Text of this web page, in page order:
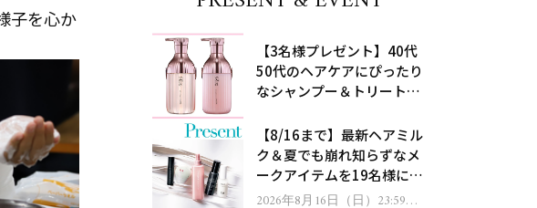
子を心か
【3名様プレゼント】40代
50代のヘアケアにぴったり
なシャンプー＆トリートメ
処！
【8/16まで】最新ヘアミル
ク＆夏でも崩れ知らずなメ
ークアイテムを19名様にプ
レゼント！
2026年8月16日（日）23:59ま